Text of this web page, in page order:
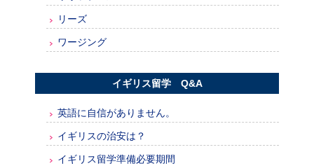
リーズ
ワージング
イギリス留学 Q&A
英語に自信がありません。
イギリスの治安は？
イギリス留学準備必要期間